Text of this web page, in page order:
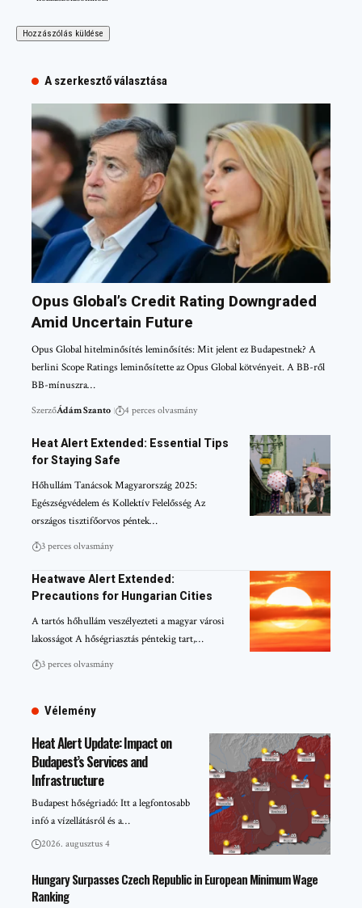
A szerkesztő választása
Opus Global’s Credit Rating Downgraded
Amid Uncertain Future
Opus Global hitelminősítés leminősítés: Mit jelent ez Budapestnek? A
berlini Scope Ratings leminősítette az Opus Global kötvényeit. A BB-ről
BB-mínuszra…
SzerzőÁdám Szanto 4 perces olvasmány
Heat Alert Extended: Essential Tips
for Staying Safe
Hőhullám Tanácsok Magyarország 2025:
Egészségvédelem és Kollektív Felelősség Az
országos tisztifőorvos péntek…
3 perces olvasmány
Heatwave Alert Extended:
Precautions for Hungarian Cities
A tartós hőhullám veszélyezteti a magyar városi
lakosságot A hőségriasztás péntekig tart,…
3 perces olvasmány
Vélemény
Heat Alert Update: Impact on
Budapest’s Services and
Infrastructure
Budapest hőségriadó: Itt a legfontosabb
infó a vízellátásról és a…
2026. augusztus 4
Hungary Surpasses Czech Republic in European Minimum Wage
Ranking